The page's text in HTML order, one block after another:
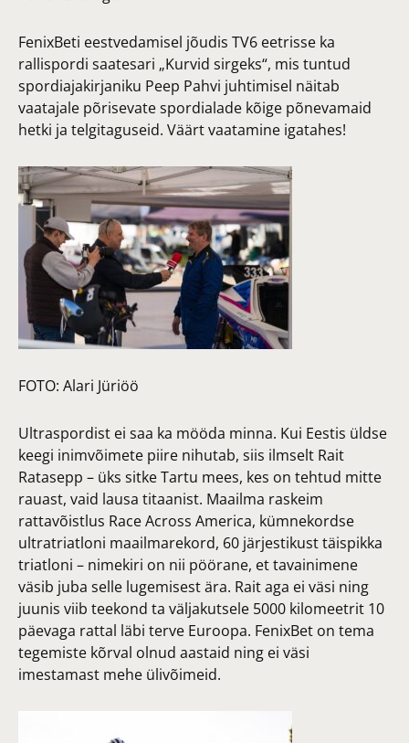
FenixBeti eestvedamisel jõudis TV6 eetrisse ka
rallispordi saatesari „Kurvid sirgeks“, mis tuntud
spordiajakirjaniku Peep Pahvi juhtimisel näitab
vaatajale põrisevate spordialade kõige põnevamaid
hetki ja telgitaguseid. Väärt vaatamine igatahes!
FOTO: Alari Jüriöö
Ultraspordist ei saa ka mööda minna. Kui Eestis üldse
keegi inimvõimete piire nihutab, siis ilmselt Rait
Ratasepp – üks sitke Tartu mees, kes on tehtud mitte
rauast, vaid lausa titaanist. Maailma raskeim
rattavõistlus Race Across America, kümnekordse
ultratriatloni maailmarekord, 60 järjestikust täispikka
triatloni – nimekiri on nii pöörane, et tavainimene
väsib juba selle lugemisest ära. Rait aga ei väsi ning
juunis viib teekond ta väljakutsele 5000 kilomeetrit 10
päevaga rattal läbi terve Euroopa. FenixBet on tema
tegemiste kõrval olnud aastaid ning ei väsi
imestamast mehe ülivõimeid.